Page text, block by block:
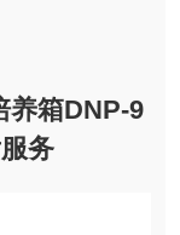
养箱DNP-9
务